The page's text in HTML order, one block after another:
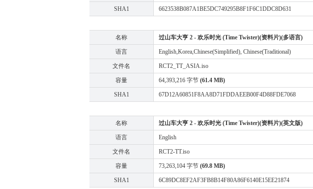
SHA1 6623538B087A1BE5DC749295B8F1F6C1DDC8D631
名称 过山车大亨 2 - 欢乐时光 (Time Twister)(资料片)(多语言)
语言 English,Korea,Chinese(Simplified), Chinese(Traditional)
文件名 RCT2_TT_ASIA.iso
容量 64,393,216 字节 (61.4 MB)
SHA1 67D12A60851F8AA8D71FDDAEEB00F4D88FDE7068
名称 过山车大亨 2 - 欢乐时光 (Time Twister)(资料片)(英文版)
语言 English
文件名 RCT2-TT.iso
容量 73,263,104 字节 (69.8 MB)
SHA1 6C89DC8EF2AF3FB8B14F80A86F6140E15EE21874